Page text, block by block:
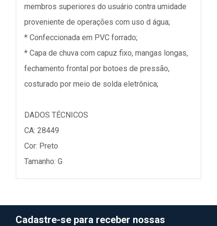
membros superiores do usuário contra umidade
proveniente de operações com uso d água;
* Confeccionada em PVC forrado;
* Capa de chuva com capuz fixo, mangas longas,
fechamento frontal por botoes de pressão,
costurado por meio de solda eletrônica;
DADOS TÉCNICOS
CA: 28449
Cor: Preto
Tamanho: G
Cadastre-se para receber nossas